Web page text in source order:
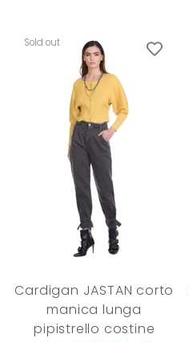
Sold out
Cardigan JASTAN corto
manica lunga
pipistrello costine